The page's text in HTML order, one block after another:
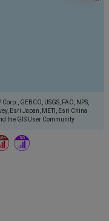
GEBCO, USGS, FAO, NPS,
Esri Japan, METI, Esri China
the GIS User Community